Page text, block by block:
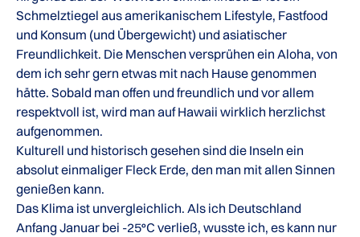
Schmelztiegel aus amerikanischem Lifestyle, Fastfood
und Konsum (und Übergewicht) und asiatischer
Freundlichkeit. Die Menschen versprühen ein Aloha, von
dem ich sehr gern etwas mit nach Hause genommen
hätte. Sobald man offen und freundlich und vor allem
respektvoll ist, wird man auf Hawaii wirklich herzlichst
aufgenommen.
Kulturell und historisch gesehen sind die Inseln ein
absolut einmaliger Fleck Erde, den man mit allen Sinnen
genießen kann.
Das Klima ist unvergleichlich. Als ich Deutschland
Anfang Januar bei -25°C verließ, wusste ich, es kann nur